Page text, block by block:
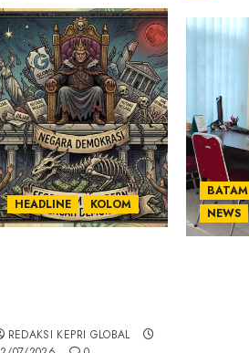
HEADLINE KOLOM
REDAKSI KEPRI GLOBAL
BATAM
NEWS